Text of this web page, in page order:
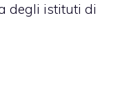
degli istituti di